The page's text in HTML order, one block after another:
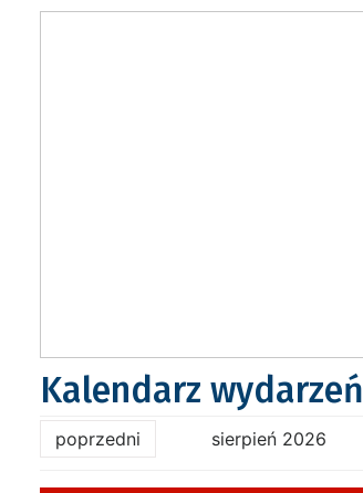
Kalendarz wydarzeń
poprzedni sierpień 2026